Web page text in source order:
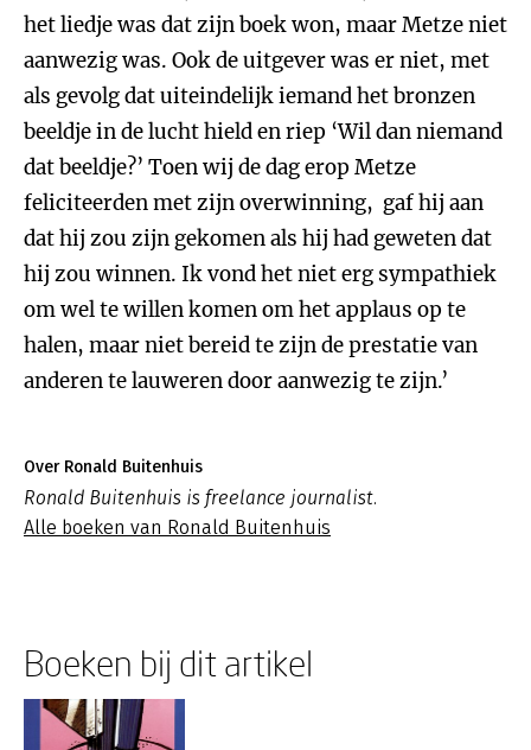
het liedje was dat zijn boek won, maar Metze niet
aanwezig was. Ook de uitgever was er niet, met
als gevolg dat uiteindelijk iemand het bronzen
beeldje in de lucht hield en riep ‘Wil dan niemand
dat beeldje?’ Toen wij de dag erop Metze
feliciteerden met zijn overwinning, gaf hij aan
dat hij zou zijn gekomen als hij had geweten dat
hij zou winnen. Ik vond het niet erg sympathiek
om wel te willen komen om het applaus op te
halen, maar niet bereid te zijn de prestatie van
anderen te lauweren door aanwezig te zijn.’
Over Ronald Buitenhuis
Ronald Buitenhuis is freelance journalist.
Alle boeken van Ronald Buitenhuis
Boeken bij dit artikel